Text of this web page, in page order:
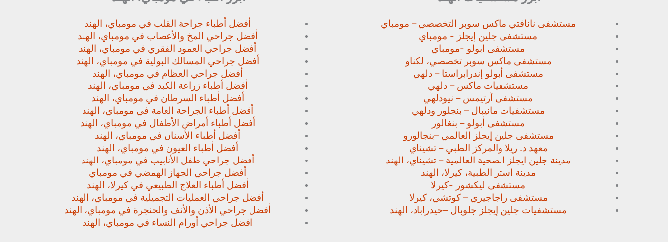
مستشفى نانافتي ماكس سوبر التخصصي – مومباي
مستشفى جلين إيجلز - مومباي
مستشفى ابولو -مومباي
مستشفى ماكس سوبر تخصصي، لكناو
مستشفى أبولو إندرابراستا – دلهي
مستشفيات ماكس – دلهي
مستشفى آرتيمس – نيودلهي
مستشفيات مانيبال – بنجلور ودلهي
مستشفى أبولو – بنغالور
مستشفى جلين إيجلز العالمي –بنجالورو
معهد د. ريلا والمركز الطبي – تشيناي
مدينة جلين ايجلز الصحية العالمية – تشيناي، الهند
مدينة استر الطبية، كيرلا، الهند
مستشفى ليكشور -كيرلا
مستشفى راجاجيري – كوتشي، كيرلا
مستشفيات جلين إيجلز جلوبال –حيدراباد، الهند
أفضل أطباء جراحة القلب في مومباي، الهند
أفضل جراحي المخ والأعصاب في مومباي، الهند
أفضل جراحي العمود الفقري في مومباي، الهند
أفضل جراحي المسالك البولية في مومباي، الهند
أفضل جراحي العظام في مومباي، الهند
أفضل أطباء زراعة الكبد في مومباي، الهند
أفضل أطباء السرطان في مومباي، الهند
أفضل أطباء الجراحة العامة في مومباي، الهند
أفضل أطباء أمراض الأطفال في مومباي، الهند
أفضل أطباء الأسنان في مومباي، الهند
أفضل أطباء العيون في مومباي، الهند
أفضل جراحي طفل الأنابيب في مومباي، الهند
أفضل جراحي الجهاز الهمضي في مومباي
أفضل أطباء العلاج الطبيعي في كيرلا، الهند
أفضل جراحي العمليات التجميلية في مومباي، الهند
أفضل جراحي الأذن والأنف والحنجرة في مومباي، الهند
افضل جراحي أورام النساء في مومباي، الهند